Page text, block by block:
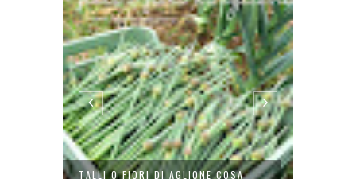
TALLI O FIORI DI AGLIONE COSA